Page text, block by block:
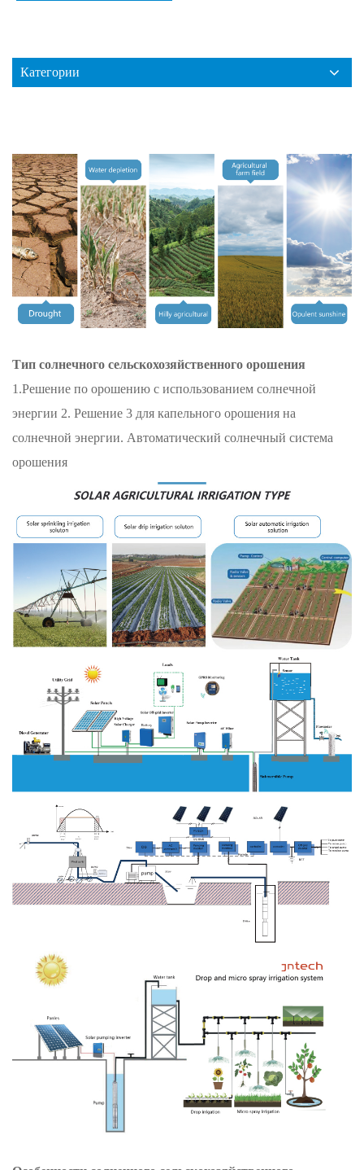
Категории
Тип солнечного сельскохозяйственного орошения
1.Решение по орошению с использованием солнечной
энергии 2. Решение 3 для капельного орошения на
солнечной энергии. Автоматический солнечный система
орошения